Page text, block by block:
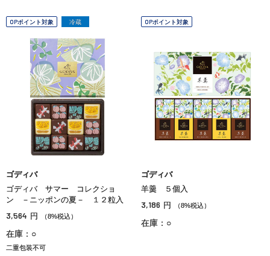
OPポイント対象 冷蔵
ゴディバ
ゴディバ サマー コレクショ
ン －ニッポンの夏－ １２粒入
3,564 円 （8%税込）
在庫：○
二重包装不可
OPポイント対象
ゴディバ
羊羹 ５個入
3,186 円 （8%税込）
在庫：○